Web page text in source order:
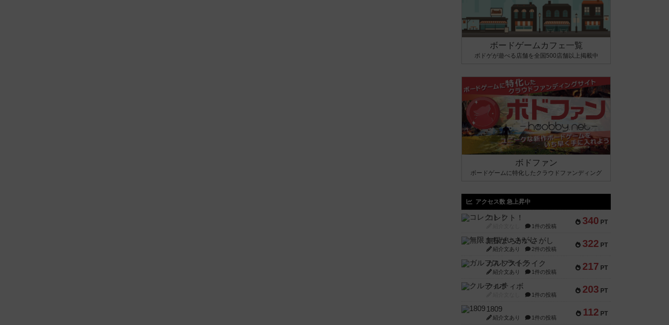
ボードゲームカフェ一覧
ボドゲが遊べる店舗を全国500店舗以上掲載中
ボドファン
ボードゲームに特化したクラウドファンディング
アクセス数 急上昇中
340 PT
コレクト！
1件の投稿
322 PT
無限まちがいさがし
紹介文あり 2件の投稿
217 PT
ガルフストライク
紹介文あり 1件の投稿
203 PT
クルティボ
1件の投稿
112 PT
1809
紹介文あり 1件の投稿